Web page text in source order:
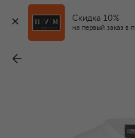
Скидка 10%
на первый заказ в